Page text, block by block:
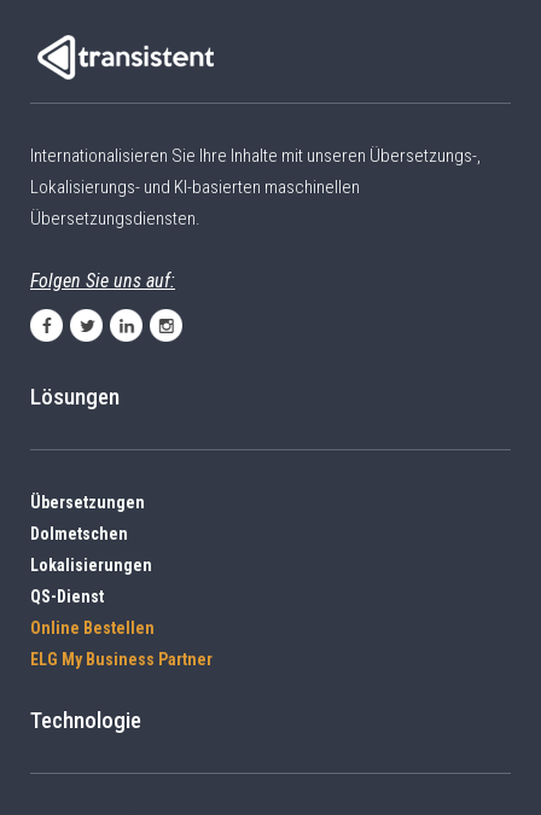
Internationalisieren Sie Ihre Inhalte mit unseren Übersetzungs-,
Lokalisierungs- und KI-basierten maschinellen
Übersetzungsdiensten.
Folgen Sie uns auf:
Lösungen
Übersetzungen
Dolmetschen
Lokalisierungen
QS-Dienst
Online Bestellen
ELG My Business Partner
Technologie